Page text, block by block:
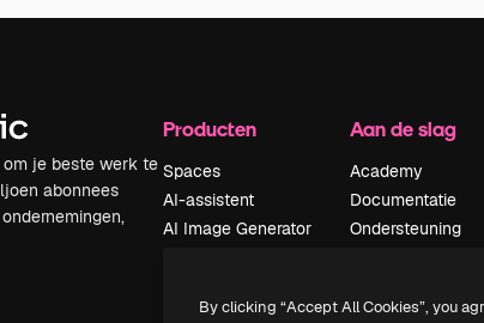
je beste werk te
abonnees
Producten
Spaces
AI-assistent
AI Image Generator
Stockcontent
Aan de slag
Academy
Documentatie
Ondersteuning
Privacybeleid
By clicking “Accept All Cookies”, you